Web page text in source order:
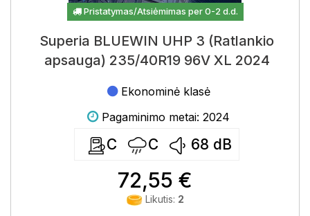
Pristatymas/Atsiėmimas per 0-2 d.d.
Superia BLUEWIN UHP 3 (Ratlankio
apsauga) 235/40R19 96V XL 2024
Ekonominė klasė
Pagaminimo metai: 2024
C C 68 dB
72,55 €
Likutis: 2